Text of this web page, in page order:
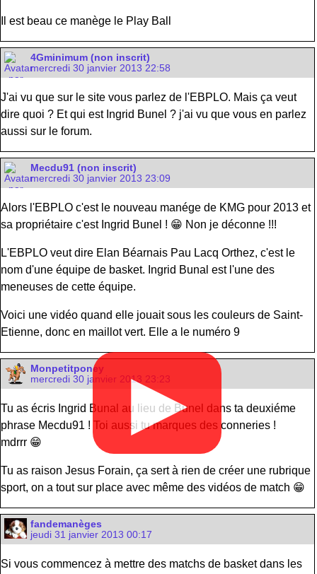
Il est beau ce manège le Play Ball
4Gminimum (non inscrit)
mercredi 30 janvier 2013 22:58
J'ai vu que sur le site vous parlez de l'EBPLO. Mais ça veut
dire quoi ? Et qui est Ingrid Bunel ? j'ai vu que vous en parlez
aussi sur le forum.
Mecdu91 (non inscrit)
mercredi 30 janvier 2013 23:09
Alors l'EBPLO c'est le nouveau manége de KMG pour 2013 et
sa propriétaire c'est Ingrid Bunel ! 😁 Non je déconne !!!
L'EBPLO veut dire Elan Béarnais Pau Lacq Orthez, c'est le
nom d'une équipe de basket. Ingrid Bunal est l'une des
meneuses de cette équipe.
Voici une vidéo quand elle jouait sous les couleurs de Saint-
Etienne, donc en maillot vert. Elle a le numéro 9
▶
Monpetitponey
mercredi 30 janvier 2013 23:23
Tu as écris Ingrid Bunal au lieu de Bunel dans ta deuxiéme
phrase Mecdu91 ! Toi aussi tu marques des conneries !
mdrrr 😁
Tu as raison Jesus Forain, ça sert à rien de créer une rubrique
sport, on a tout sur place avec même des vidéos de match 😁
fandemanèges
jeudi 31 janvier 2013 00:17
Si vous commencez à mettre des matchs de basket dans les